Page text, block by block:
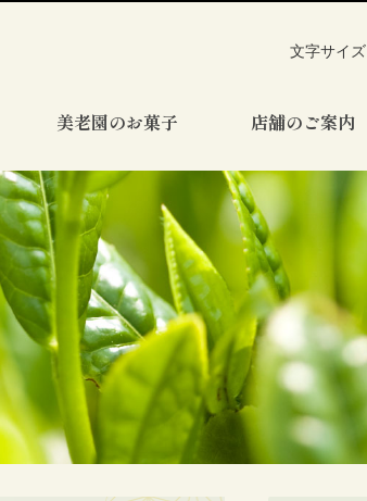
美老園のお菓子 店舗のご案内
文字サイズ